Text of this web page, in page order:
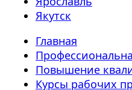
Якутск
Главная
Повышение
Курсы рабочих